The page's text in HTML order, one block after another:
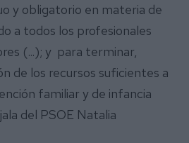
y obligatorio en materia de
a todos los profesionales
(...); y para terminar,
de los recursos suficientes a
familiar y de infancia
del PSOE Natalia